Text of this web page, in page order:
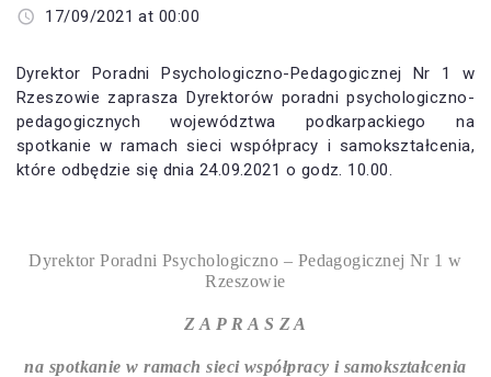
17/09/2021 at 00:00
Dyrektor Poradni Psychologiczno-Pedagogicznej Nr 1 w
Rzeszowie zaprasza Dyrektorów poradni psychologiczno-
pedagogicznych województwa podkarpackiego na
spotkanie w ramach sieci współpracy i samokształcenia,
które odbędzie się dnia 24.09.2021 o godz. 10.00.
Dyrektor Poradni Psychologiczno – Pedagogicznej Nr 1 w
Rzeszowie
Z A P R A S Z A
na spotkanie w ramach sieci współpracy i samokształcenia